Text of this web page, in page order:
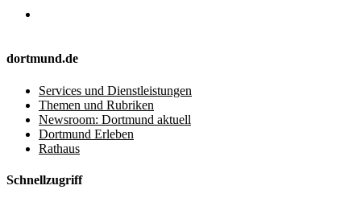
dortmund.de
Services und Dienstleistungen
Themen und Rubriken
Newsroom: Dortmund aktuell
Dortmund Erleben
Rathaus
Schnellzugriff